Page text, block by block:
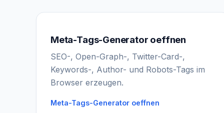
Meta-Tags-Generator oeffnen
SEO-, Open-Graph-, Twitter-Card-,
Keywords-, Author- und Robots-Tags im
Browser erzeugen.
Meta-Tags-Generator oeffnen